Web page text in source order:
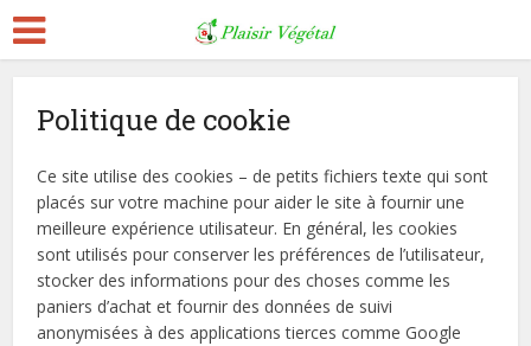
Politique de cookie
Ce site utilise des cookies – de petits fichiers texte qui sont
placés sur votre machine pour aider le site à fournir une
meilleure expérience utilisateur. En général, les cookies
sont utilisés pour conserver les préférences de l’utilisateur,
stocker des informations pour des choses comme les
paniers d’achat et fournir des données de suivi
anonymisées à des applications tierces comme Google